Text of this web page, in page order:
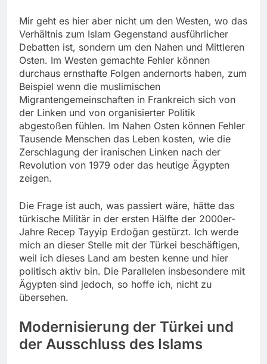
Mir geht es hier aber nicht um den Westen, wo das
Verhältnis zum Islam Gegenstand ausführlicher
Debatten ist, sondern um den Nahen und Mittleren
Osten. Im Westen gemachte Fehler können
durchaus ernsthafte Folgen andernorts haben, zum
Beispiel wenn die muslimischen
Migrantengemeinschaften in Frankreich sich von
der Linken und von organisierter Politik
abgestoßen fühlen. Im Nahen Osten können Fehler
Tausende Menschen das Leben kosten, wie die
Zerschlagung der iranischen Linken nach der
Revolution von 1979 oder das heutige Ägypten
zeigen.
Die Frage ist auch, was passiert wäre, hätte das
türkische Militär in der ersten Hälfte der 2000er-
Jahre Recep Tayyip Erdoğan gestürzt. Ich werde
mich an dieser Stelle mit der Türkei beschäftigen,
weil ich dieses Land am besten kenne und hier
politisch aktiv bin. Die Parallelen insbesondere mit
Ägypten sind jedoch, so hoffe ich, nicht zu
übersehen.
Modernisierung der Türkei und
der Ausschluss des Islams